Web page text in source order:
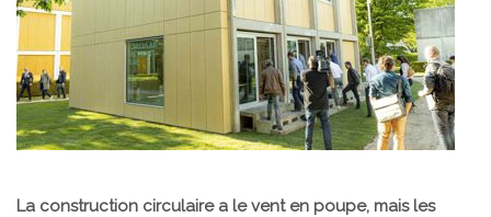
La construction circulaire a le vent en poupe, mais les